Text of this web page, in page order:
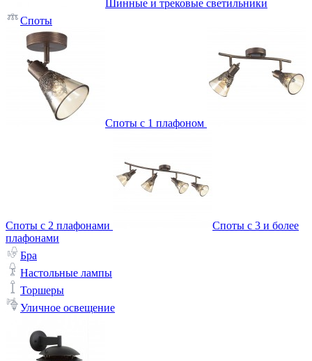
Шинные и трековые светильники
Споты
Споты с 1 плафоном
Споты с 2 плафонами
Споты с 3 и более
плафонами
Бра
Настольные лампы
Торшеры
Уличное освещение